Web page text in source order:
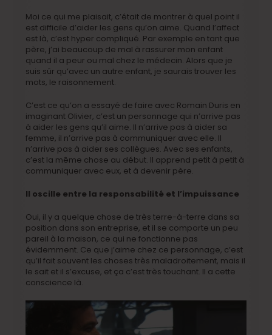
Moi ce qui me plaisait, c’était de montrer à quel point il
est difficile d’aider les gens qu’on aime. Quand l’affect
est là, c’est hyper compliqué. Par exemple en tant que
père, j’ai beaucoup de mal à rassurer mon enfant
quand il a peur ou mal chez le médecin. Alors que je
suis sûr qu’avec un autre enfant, je saurais trouver les
mots, le raisonnement.
C’est ce qu’on a essayé de faire avec Romain Duris en
imaginant Olivier, c’est un personnage qui n’arrive pas
à aider les gens qu’il aime. Il n’arrive pas à aider sa
femme, il n’arrive pas à communiquer avec elle. Il
n’arrive pas à aider ses collègues. Avec ses enfants,
c’est la même chose au début. Il apprend petit à petit à
communiquer avec eux, et à devenir père.
Il oscille entre la responsabilité et l’impuissance
Oui, il y a quelque chose de très terre-à-terre dans sa
position dans son entreprise, et il se comporte un peu
pareil à la maison, ce qui ne fonctionne pas
évidemment. Ce que j’aime chez ce personnage, c’est
qu’il fait souvent les choses très maladroitement, mais il
le sait et il s’excuse, et ça c’est très touchant. Il a cette
conscience là.